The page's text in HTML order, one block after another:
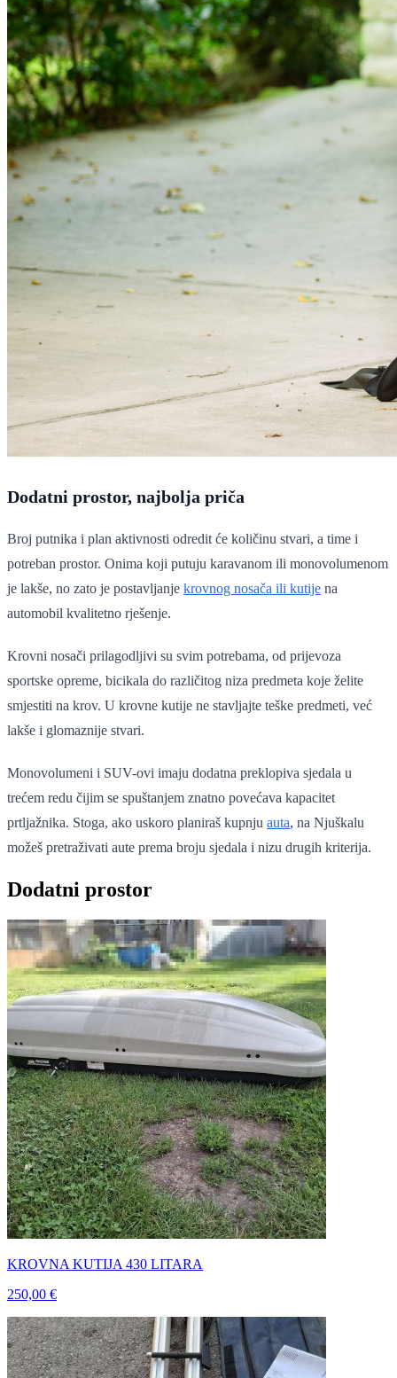
Dodatni prostor, najbolja priča
Broj putnika i plan aktivnosti odredit će količinu stvari, a time i
potreban prostor. Onima koji putuju karavanom ili monovolumenom
je lakše, no zato je postavljanje krovnog nosača ili kutije na
automobil kvalitetno rješenje.
Krovni nosači prilagodljivi su svim potrebama, od prijevoza
sportske opreme, bicikala do različitog niza predmeta koje želite
smjestiti na krov. U krovne kutije ne stavljajte teške predmeti, već
lakše i glomaznije stvari.
Monovolumeni i SUV-ovi imaju dodatna preklopiva sjedala u
trećem redu čijim se spuštanjem znatno povećava kapacitet
prtljažnika. Stoga, ako uskoro planiraš kupnju auta, na Njuškalu
možeš pretraživati aute prema broju sjedala i nizu drugih kriterija.
Dodatni prostor
KROVNA KUTIJA 430 LITARA
250,00 €